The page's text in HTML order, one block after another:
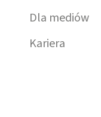
Dla mediów
Kariera